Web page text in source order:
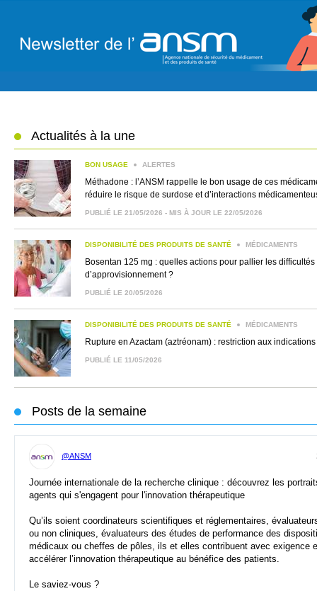
Actualités à la une
BON USAGE ALERTES
Méthadone : l’ANSM rappelle le bon usage de ces
réduire le risque de surdose et d’interactions
PUBLIÉ LE 21/05/2026 - MIS À JOUR LE 22/05/2026
DISPONIBILITÉ DES PRODUITS DE SANTÉ MÉDICAMENTS
Bosentan 125 mg : quelles actions pour pallier les difficultés
d’approvisionnement ?
PUBLIÉ LE 20/05/2026
DISPONIBILITÉ DES PRODUITS DE SANTÉ MÉDICAMENTS
Rupture en Azactam (aztréonam) : restriction aux
PUBLIÉ LE 11/05/2026
Posts de la semaine
@ANSM
Journée internationale de la recherche clinique : découvrez les
agents qui s'engagent pour l'innovation thérapeutique
Qu’ils soient coordinateurs scientifiques et réglementaires,
ou non cliniques, évaluateurs des études de performance des
médicaux ou cheffes de pôles, ils et elles contribuent avec exigence
accélérer l’innovation thérapeutique au bénéfice des patients.
Le saviez-vous ?